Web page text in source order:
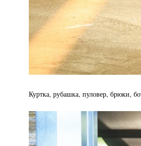
Куртка, рубашка, пуловер, брюки,